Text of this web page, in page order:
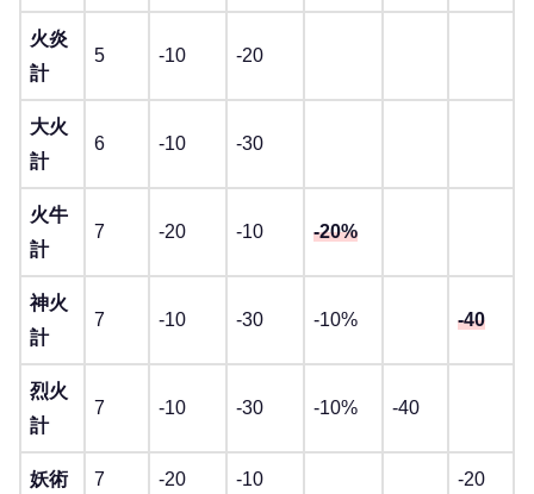
火炎
計
5 -10 -20
大火
計
6 -10 -30
火牛
計
7 -20 -10 -20%
神火
計
7 -10 -30 -10% -40
烈火
計
7 -10 -30 -10% -40
妖術 7 -20 -10 -20